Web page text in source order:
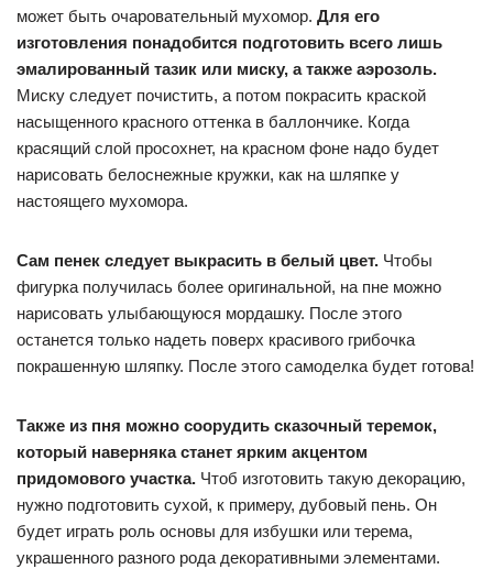
может быть очаровательный мухомор. Для его
изготовления понадобится подготовить всего лишь
эмалированный тазик или миску, а также аэрозоль.
Миску следует почистить, а потом покрасить краской
насыщенного красного оттенка в баллончике. Когда
красящий слой просохнет, на красном фоне надо будет
нарисовать белоснежные кружки, как на шляпке у
настоящего мухомора.
Сам пенек следует выкрасить в белый цвет. Чтобы
фигурка получилась более оригинальной, на пне можно
нарисовать улыбающуюся мордашку. После этого
останется только надеть поверх красивого грибочка
покрашенную шляпку. После этого самоделка будет готова!
Также из пня можно соорудить сказочный теремок,
который наверняка станет ярким акцентом
придомового участка. Чтоб изготовить такую декорацию,
нужно подготовить сухой, к примеру, дубовый пень. Он
будет играть роль основы для избушки или терема,
украшенного разного рода декоративными элементами.